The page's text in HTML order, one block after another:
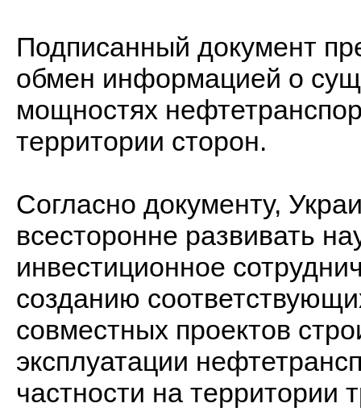
Подписанный документ
обмен информацией о
мощностях
территории сторон.
Согласно документу,
всесторонне развивать
инвестиционное
созданию
совместных проектов
эксплуатации
частности на территории